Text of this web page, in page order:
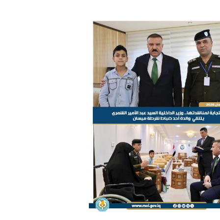
في المجالات الأكاديمية والتدريبية، والتوعية والإرشاد
الإمارات ـ 1448/02/22هـ ــ الموافق 2026/08/05 م -
الإمارات ـ 1448/02/22هـ ــ الموافق 2026/08/05 م - شرطة
الإمارات ـ 1448/02/22هـ ــ الموافق 2026/08/05 م - شرطة
الكويت ـ 1448/02/22هـ ــ الموافق 2026/08/05 م - بمناسبة
وزارياً بتعيين اللواء حمد أحمد المنيفي وكيل وزارة مساعد لشؤون